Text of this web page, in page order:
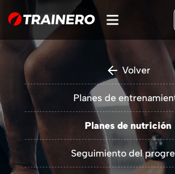
Volver
Planes de
Planes de nutrición
Seguimiento del